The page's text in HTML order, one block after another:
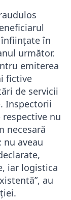
în
următor.
emiterea
fictive
de servicii
Inspectorii
nu
necesară
aveau
iar logistica
au